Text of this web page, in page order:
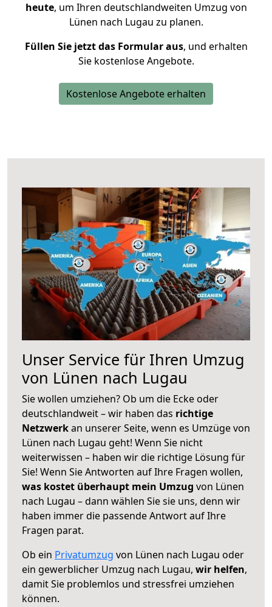
heute, um Ihren deutschlandweiten Umzug von
Lünen nach Lugau zu planen.
Füllen Sie jetzt das Formular aus, und erhalten
Sie kostenlose Angebote.
Kostenlose Angebote erhalten
Unser Service für Ihren Umzug
von Lünen nach Lugau
Sie wollen umziehen? Ob um die Ecke oder
deutschlandweit – wir haben das richtige
Netzwerkan unserer Seite, wenn es Umzüge von
Lünen nach Lugau geht! Wenn Sie nicht
weiterwissen – haben wir die richtige Lösung für
Sie! Wenn Sie Antworten auf Ihre Fragen wollen,
was kostet überhaupt mein Umzug von Lünen
nach Lugau – dann wählen Sie sie uns, denn wir
haben immer die passende Antwort auf Ihre
Fragen parat.
Ob ein Privatumzug von Lünen nach Lugau oder
ein gewerblicher Umzug nach Lugau, wir helfen,
damit Sie problemlos und stressfrei umziehen
können.